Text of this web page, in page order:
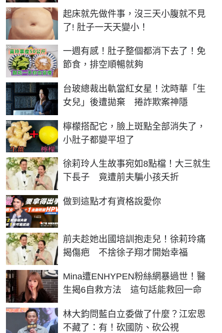
起床就先做件事，沒三天小腹就不見
了! 肚子一天天變小！
PR
一週有感！肚子整個都消下去了！免
節食，排空順暢就夠
PR
台玻總裁出軌當紅女星！沈時華「生
女兒」後遭拋棄 捲詐欺案神隱
檸檬搭配它，臉上斑點全部消失了，
小肚子都變平坦了
PR
徐莉玲人生故事宛如8點檔！大三就生
下長子 竟遭前夫騙小孩夭折
做到這點才有資格說愛你
PR
前夫趁她出國培訓抱走兒！徐莉玲痛
揭傷疤 不捨徐子翔才開始幸福
Mina遭ENHYPEN粉絲網暴過世！醫
生揭6自救方法 這句話能救回一命
林大鈞問藍白立委做了什麼？江宏恩
不藏了：有！砍國防、砍公視